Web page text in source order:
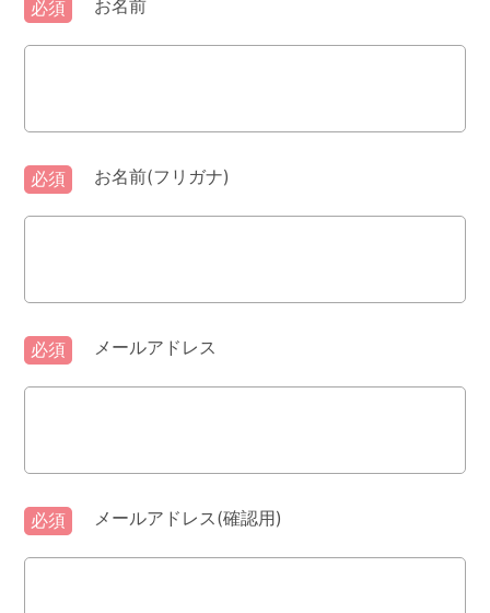
お名前
必須
お名前(フリガナ)
必須
メールアドレス
必須
メールアドレス(確認用)
必須